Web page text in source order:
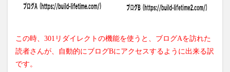
この時、301リダイレクトの機能を使うと、ブログAを訪れた
読者さんが、自動的にブログBにアクセスするように出来る訳
です。